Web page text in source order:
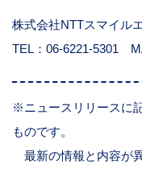
株式会社NTTスマイ
TEL：06-6221-5301
※ニュースリリースに
ものです。
最新の情報と内容が